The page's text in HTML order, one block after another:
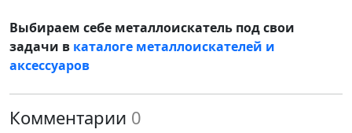
Выбираем себе металлоискатель под свои
задачи в каталоге металлоискателей и
аксессуаров
Комментарии 0